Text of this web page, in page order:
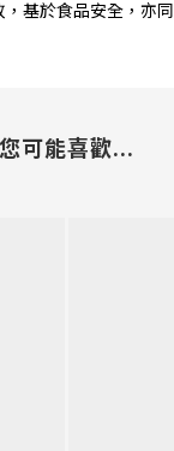
基於食品安全，亦同
您可能喜歡...